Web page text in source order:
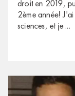
droit en 2019,
2ème année!
sciences, et je...